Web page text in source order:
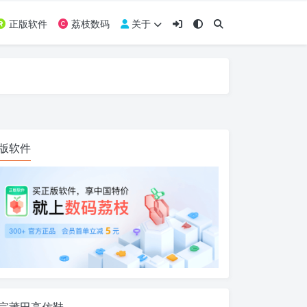
正版软件 荔枝数码 关于
软件